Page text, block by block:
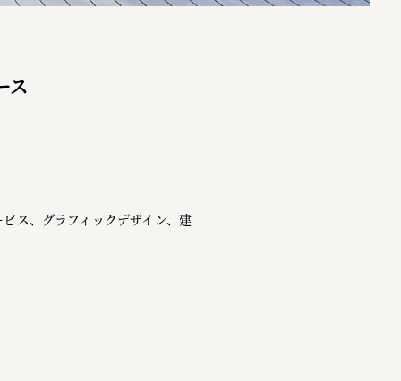
ス
ス、グラフィックデザイン、建